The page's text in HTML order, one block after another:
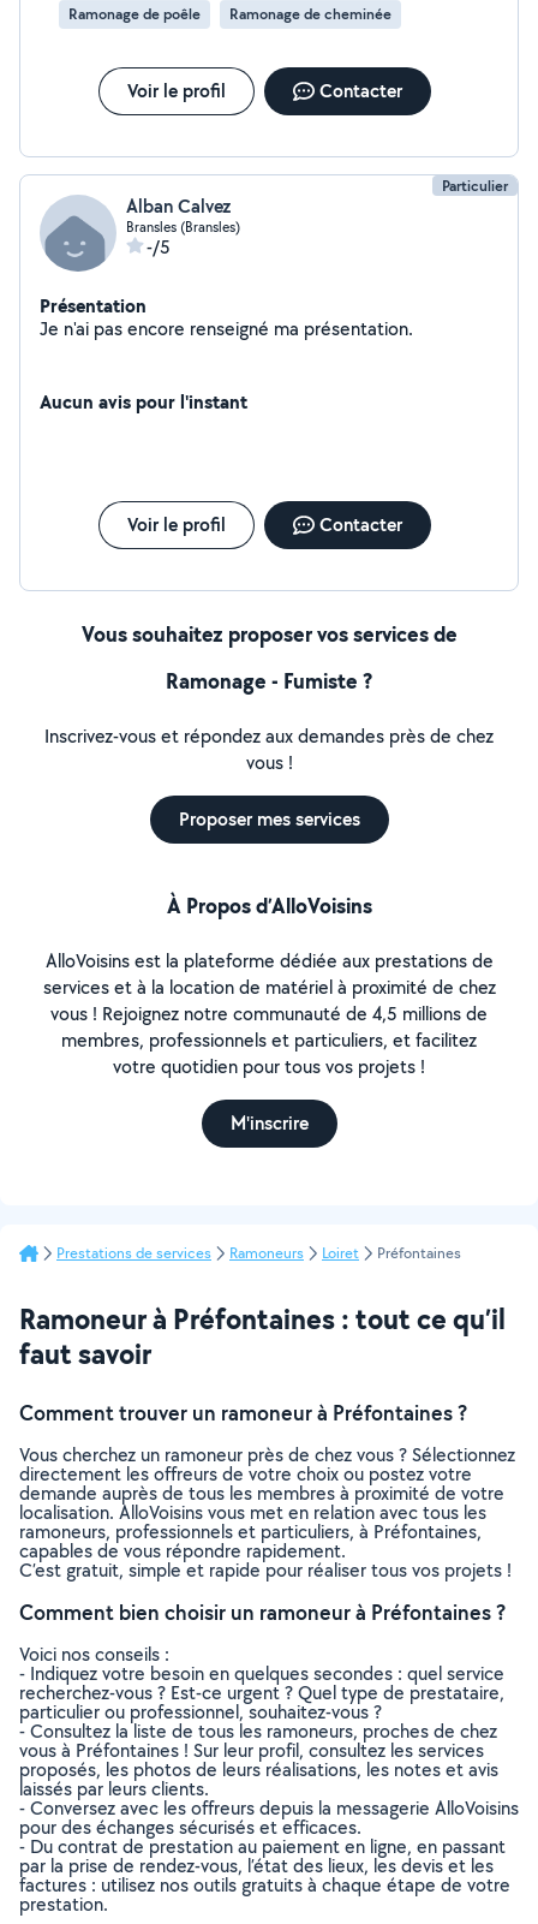
Ramonage de poêle Ramonage de cheminée
Voir le profil Contacter
Particulier
Alban Calvez
Bransles (Bransles)
-/5
Présentation
Je n'ai pas encore renseigné ma présentation.
Aucun avis pour l'instant
Voir le profil Contacter
Vous souhaitez proposer vos services de
Ramonage - Fumiste ?
Inscrivez-vous et répondez aux demandes près de chez
vous !
Proposer mes services
À Propos d’AlloVoisins
AlloVoisins est la plateforme dédiée aux prestations de
services et à la location de matériel à proximité de chez
vous ! Rejoignez notre communauté de 4,5 millions de
membres, professionnels et particuliers, et facilitez
votre quotidien pour tous vos projets !
M'inscrire
Prestations de services Ramoneurs Loiret Préfontaines
Ramoneur à Préfontaines : tout ce qu’il
faut savoir
Comment trouver un ramoneur à Préfontaines ?
Vous cherchez un ramoneur près de chez vous ? Sélectionnez
directement les offreurs de votre choix ou postez votre
demande auprès de tous les membres à proximité de votre
localisation. AlloVoisins vous met en relation avec tous les
ramoneurs, professionnels et particuliers, à Préfontaines,
capables de vous répondre rapidement.
C’est gratuit, simple et rapide pour réaliser tous vos projets !
Comment bien choisir un ramoneur à Préfontaines ?
Voici nos conseils :
- Indiquez votre besoin en quelques secondes : quel service
recherchez-vous ? Est-ce urgent ? Quel type de prestataire,
particulier ou professionnel, souhaitez-vous ?
- Consultez la liste de tous les ramoneurs, proches de chez
vous à Préfontaines ! Sur leur profil, consultez les services
proposés, les photos de leurs réalisations, les notes et avis
laissés par leurs clients.
- Conversez avec les offreurs depuis la messagerie AlloVoisins
pour des échanges sécurisés et efficaces.
- Du contrat de prestation au paiement en ligne, en passant
par la prise de rendez-vous, l’état des lieux, les devis et les
factures : utilisez nos outils gratuits à chaque étape de votre
prestation.